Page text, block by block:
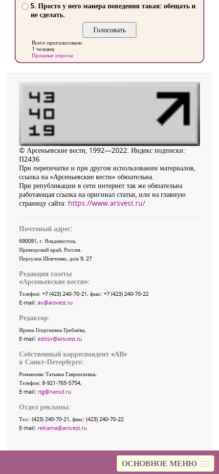
ОСНОВНОЕ МЕНЮ
5. Просто у него манера поведения такая: обещать и
не сделать.
Всего проголосовало
1 человек
Прошлые опросы
© Арсеньевские вести, 1992—2022. Индекс подписки:
П2436
При перепечатке и при другом использовании материалов,
ссылка на «Арсеньевские вести» обязательна.
При републикации в сети интернет так же обязательна
работающая ссылка на оригинал статьи, или на главную
страницу сайта: https://www.arsvest.ru/
Почтовый адрес:
690091, г. Владивосток,
Приморский край, Россия
Переулок Шевченко, дом 9, 27
Редакция газеты
«Арсеньевские вести»:
Телефон: +7 (423) 240-70-21, факс: +7 (423) 240-70-22
E-mail: av@arsvest.ru
Редактор:
Ирина Георгиевна Гребнёва,
E-mail: editor@arsvest.ru
Собственный корреспондент «АВ»
в Санкт-Петербурге:
Романенко Татьяна Гаврииловна,
Телефон: 8-921-765-5754,
E-mail: rtg@narod.ru
Отдел рекламы:
Тел.: (423) 240-70-21, факс: (423) 240-70-22
E-mail: reklama@arsvest.ru